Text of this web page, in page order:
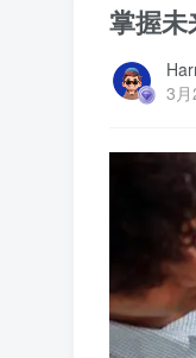
掌握未
3